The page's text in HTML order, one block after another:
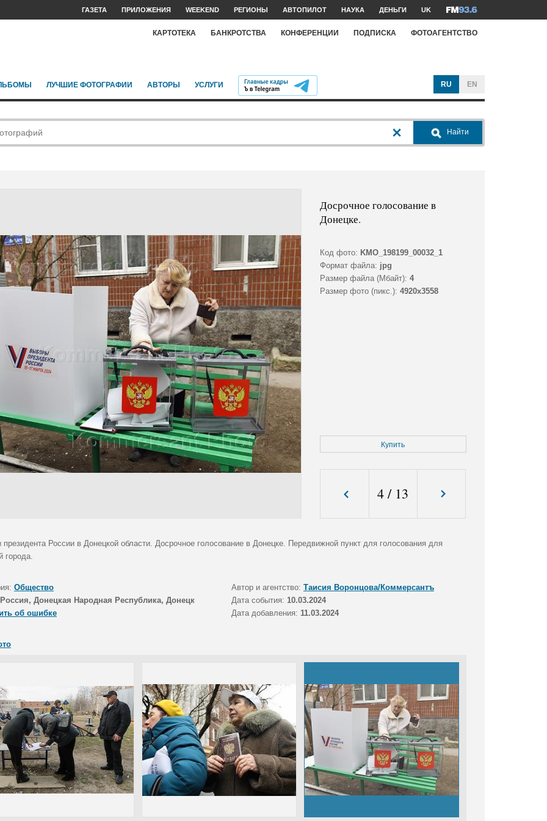
ГАЗЕТА ПРИЛОЖЕНИЯ WEEKEND РЕГИОНЫ АВТОПИЛОТ НАУКА ДЕНЬГИ UK
КАРТОТЕКА БАНКРОТСТВА КОНФЕРЕНЦИИ ПОДПИСКА ФОТОАГЕНТСТВО
ЛУЧШИЕ ФОТОГРАФИИ АВТОРЫ УСЛУГИ RU EN
Найти
Досрочное голосование в
Донецке.
Код фото: KMO_198199_00032_1
Формат файла: jpg
Размер файла (Мбайт): 4
Размер фото (пикс.): 4920x3558
Купить
4 / 13
России в Донецкой области. Досрочное голосование в Донецке. Передвижной пункт для голосования для
города.
Общество Автор и агентство: Таисия Воронцова/Коммерсантъ
Россия, Донецкая Народная Республика, Донецк Дата события: 10.03.2024
об ошибке
Дата добавления: 11.03.2024